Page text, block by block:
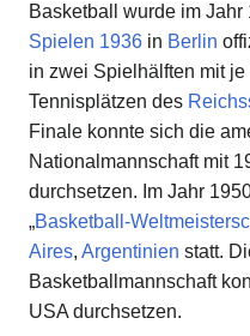
Basketball wurde im Jahr
Spielen 1936 in Berlin
in zwei Spielhälften mit
Tennisplätzen des
Finale konnte sich die
Nationalmannschaft mit
durchsetzen. Im Jahr
„Basketball-
Aires, Argentinien statt.
Basketballmannschaft
USA durchsetzen.